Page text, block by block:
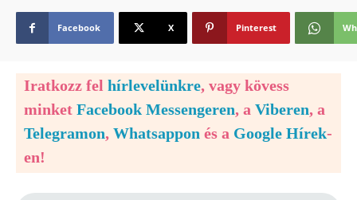
Facebook X Pinterest
Iratkozz fel hírlevelünkre, vagy kövess
minket Facebook Messengeren, a Viberen, a
Telegramon, Whatsappon és a Google Hírek-
en!